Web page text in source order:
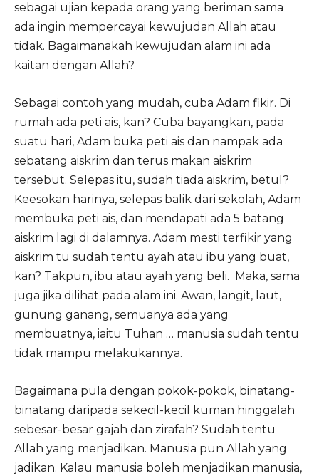
sebagai ujian kepada orang yang beriman sama
ada ingin mempercayai kewujudan Allah atau
tidak. Bagaimanakah kewujudan alam ini ada
kaitan dengan Allah?
Sebagai contoh yang mudah, cuba Adam fikir. Di
rumah ada peti ais, kan? Cuba bayangkan, pada
suatu hari, Adam buka peti ais dan nampak ada
sebatang aiskrim dan terus makan aiskrim
tersebut. Selepas itu, sudah tiada aiskrim, betul?
Keesokan harinya, selepas balik dari sekolah, Adam
membuka peti ais, dan mendapati ada 5 batang
aiskrim lagi di dalamnya. Adam mesti terfikir yang
aiskrim tu sudah tentu ayah atau ibu yang buat,
kan? Takpun, ibu atau ayah yang beli. Maka, sama
juga jika dilihat pada alam ini. Awan, langit, laut,
gunung ganang, semuanya ada yang
membuatnya, iaitu Tuhan … manusia sudah tentu
tidak mampu melakukannya.
Bagaimana pula dengan pokok-pokok, binatang-
binatang daripada sekecil-kecil kuman hinggalah
sebesar-besar gajah dan zirafah? Sudah tentu
Allah yang menjadikan. Manusia pun Allah yang
jadikan. Kalau manusia boleh menjadikan manusia,